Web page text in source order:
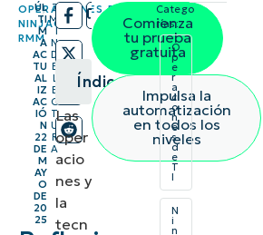
OPERACIONES DE TI
NINJAONE
,
RMM
/
ÚL
TI
M
A
AC
TU
AL
IZ
AC
IÓ
N
22
DE
M
AY
O
DE
20
25
7
M
I
N
D
E
L
E
C
T
U
R
A
Índice
Resumen
instantáneo
Por qué a las
organizaciones
Las
oper
acio
nes y
la
tecn
Comienza
tu prueba
gratuita
Impulsa la
automatización
en todos los
niveles
Catego
rías:
O
p
e
r
a
ci
o
n
e
s
d
e
T
I
N
i
n